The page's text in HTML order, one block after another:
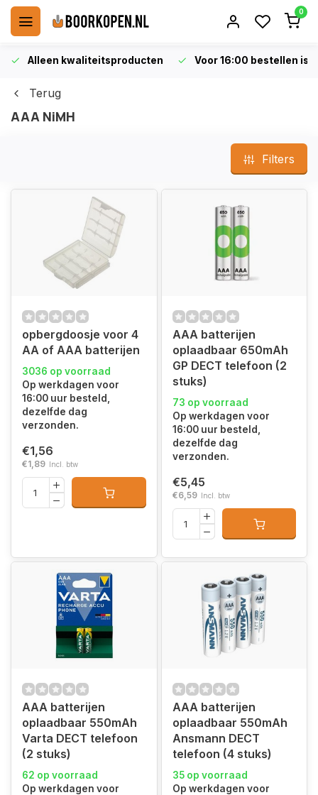
0
Alleen kwaliteitsproducten Voor 16:00 bestellen is
Terug
AAA NiMH
Filters
opbergdoosje voor 4
AA of AAA batterijen
3036 op voorraad
Op werkdagen voor
16:00 uur besteld,
dezelfde dag
verzonden.
€1,56
€1,89 Incl. btw
AAA batterijen
oplaadbaar 650mAh
GP DECT telefoon (2
stuks)
73 op voorraad
Op werkdagen voor
16:00 uur besteld,
dezelfde dag
verzonden.
€5,45
€6,59 Incl. btw
AAA batterijen
oplaadbaar 550mAh
Varta DECT telefoon
(2 stuks)
62 op voorraad
Op werkdagen voor
AAA batterijen
oplaadbaar 550mAh
Ansmann DECT
telefoon (4 stuks)
35 op voorraad
Op werkdagen voor